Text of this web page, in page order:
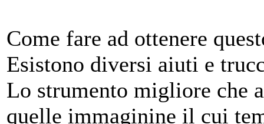
Come fare ad ottenere
Esistono diversi aiuti e
Lo strumento migliore che
quelle immaginine il cui